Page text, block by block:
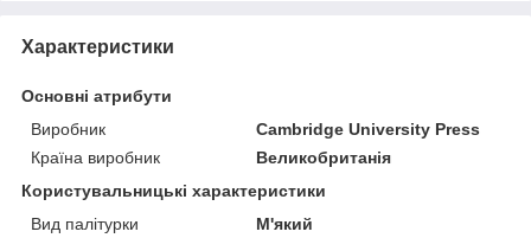
Характеристики
Основні атрибути
Виробник
Cambridge University Press
Країна виробник
Великобританія
Користувальницькі характеристики
Вид палітурки
М'який